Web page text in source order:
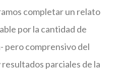
completar un relato
por la cantidad de
pero comprensivo del
parciales de la